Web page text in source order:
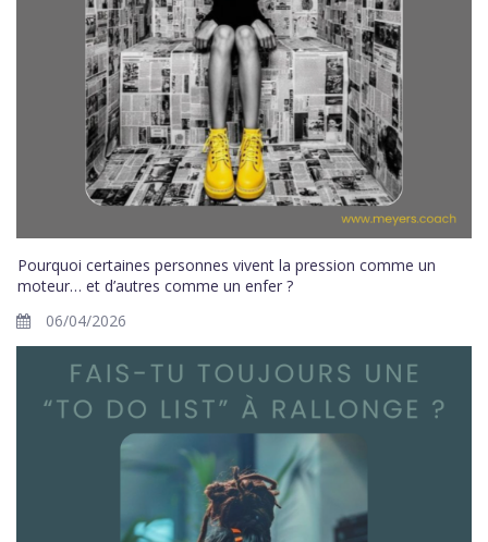
Pourquoi certaines personnes vivent la pression comme un
moteur… et d’autres comme un enfer ?
06/04/2026